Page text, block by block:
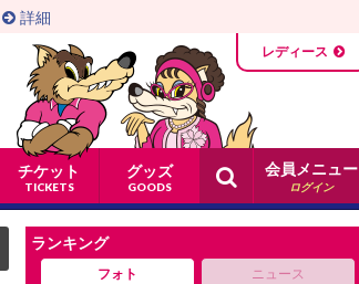
チケット
TICKETS
グッズ
GOODS
詳細
レディース
会員メニュー
ログイン
ランキング
フォト ニュース